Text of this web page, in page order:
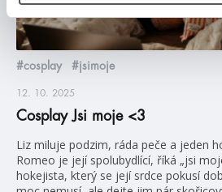
#cosplay #jsimoje
12. 10. 2025
Cosplay Jsi moje <3
Liz miluje podzim, ráda peče a jeden
Romeo je její spolubydlící, říká „jsi
hokejista, který se její srdce pokusí